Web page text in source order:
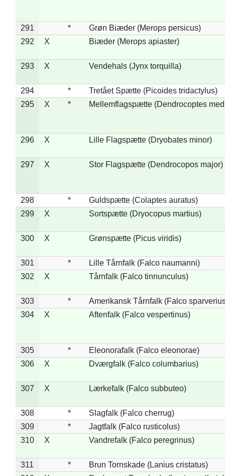
291 *
Grøn Biæder (Merops persicus)
292
X Biæder (Merops apiaster)
293 X Vendehals (Jynx torquilla)
294 *
Tretået Spætte (Picoides tridactylus)
295
X * Mellemflagspætte (Dendrocoptes
296 X Lille Flagspætte (Dryobates minor)
297 X Stor Flagspætte (Dendrocopos major)
298 *
Guldspætte (Colaptes auratus)
299
X Sortspætte (Dryocopus martius)
300 X Grønspætte (Picus viridis)
301 *
Lille Tårnfalk (Falco naumanni)
302
X Tårnfalk (Falco tinnunculus)
303 *
Amerikansk Tårnfalk (Falco
304
X Aftenfalk (Falco vespertinus)
305 *
Eleonorafalk (Falco eleonorae)
306
X Dværgfalk (Falco columbarius)
307 X Lærkefalk (Falco subbuteo)
308 *
Slagfalk (Falco cherrug)
309
*
Jagtfalk (Falco rusticolus)
310
X Vandrefalk (Falco peregrinus)
311 *
Brun Tornskade (Lanius cristatus)